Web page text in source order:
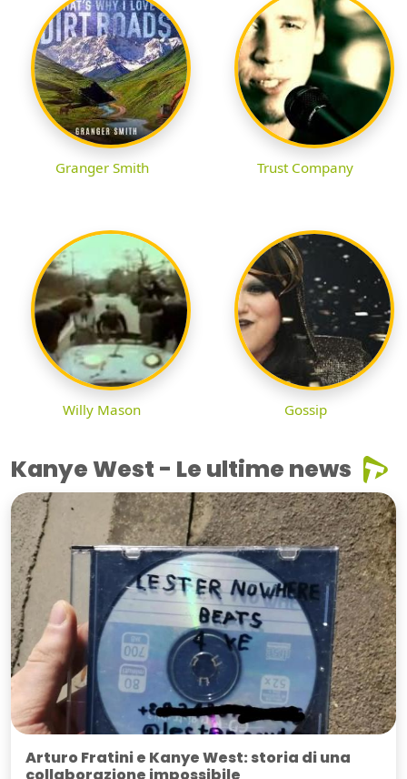
Granger Smith Trust Company
Willy Mason Gossip
Kanye West - Le ultime news
Arturo Fratini e Kanye West: storia di una
collaborazione impossibile